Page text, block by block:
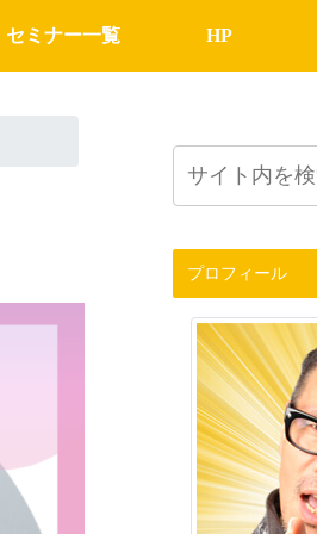
セミナー一覧 HP
プロフィール